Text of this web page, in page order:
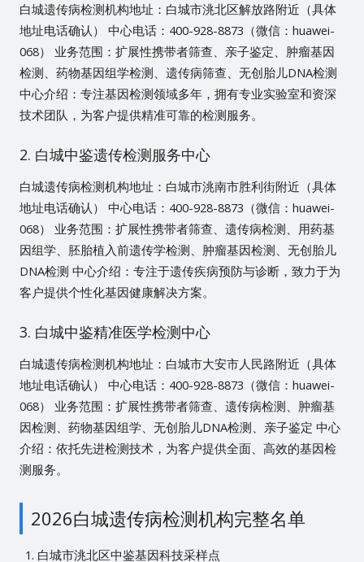
白城遗传病检测机构地址：白城市洮北区解放路附近（具体
地址电话确认） 中心电话：400-928-8873（微信：huawei-
068） 业务范围：扩展性携带者筛查、亲子鉴定、肿瘤基因
检测、药物基因组学检测、遗传病筛查、无创胎儿DNA检测
中心介绍：专注基因检测领域多年，拥有专业实验室和资深
技术团队，为客户提供精准可靠的检测服务。
2. 白城中鉴遗传检测服务中心
白城遗传病检测机构地址：白城市洮南市胜利街附近（具体
地址电话确认） 中心电话：400-928-8873（微信：huawei-
068） 业务范围：扩展性携带者筛查、遗传病检测、用药基
因组学、胚胎植入前遗传学检测、肿瘤基因检测、无创胎儿
DNA检测 中心介绍：专注于遗传疾病预防与诊断，致力于为
客户提供个性化基因健康解决方案。
3. 白城中鉴精准医学检测中心
白城遗传病检测机构地址：白城市大安市人民路附近（具体
地址电话确认） 中心电话：400-928-8873（微信：huawei-
068） 业务范围：扩展性携带者筛查、遗传病检测、肿瘤基
因检测、药物基因组学、无创胎儿DNA检测、亲子鉴定 中心
介绍：依托先进检测技术，为客户提供全面、高效的基因检
测服务。
2026白城遗传病检测机构完整名单
白城市洮北区中鉴基因科技采样点